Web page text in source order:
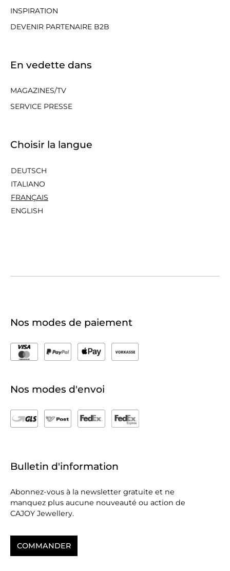
INSPIRATION
DEVENIR PARTENAIRE B2B
En vedette dans
MAGAZINES/TV
SERVICE PRESSE
Choisir la langue
DEUTSCH
ITALIANO
FRANÇAIS
ENGLISH
Nos modes de paiement
Nos modes d'envoi
Bulletin d'information
Abonnez-vous à la newsletter gratuite et ne
manquez plus aucune nouveauté ou action de
CAJOY Jewellery.
COMMANDER